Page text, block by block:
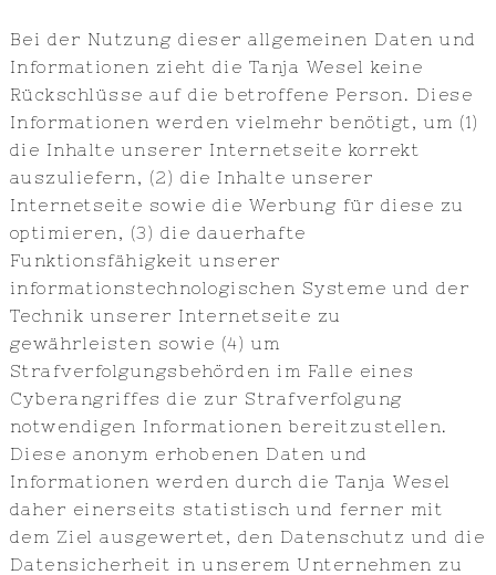
Bei der Nutzung dieser allgemeinen Daten und
Informationen zieht die Tanja Wesel keine
Rückschlüsse auf die betroffene Person. Diese
Informationen werden vielmehr benötigt, um (1)
die Inhalte unserer Internetseite korrekt
auszuliefern, (2) die Inhalte unserer
Internetseite sowie die Werbung für diese zu
optimieren, (3) die dauerhafte
Funktionsfähigkeit unserer
informationstechnologischen Systeme und der
Technik unserer Internetseite zu
gewährleisten sowie (4) um
Strafverfolgungsbehörden im Falle eines
Cyberangriffes die zur Strafverfolgung
notwendigen Informationen bereitzustellen.
Diese anonym erhobenen Daten und
Informationen werden durch die Tanja Wesel
daher einerseits statistisch und ferner mit
dem Ziel ausgewertet, den Datenschutz und die
Datensicherheit in unserem Unternehmen zu